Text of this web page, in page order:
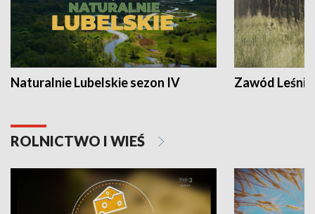
Naturalnie Lubelskie sezon IV Zawód Leśnik
ROLNICTWO I WIEŚ